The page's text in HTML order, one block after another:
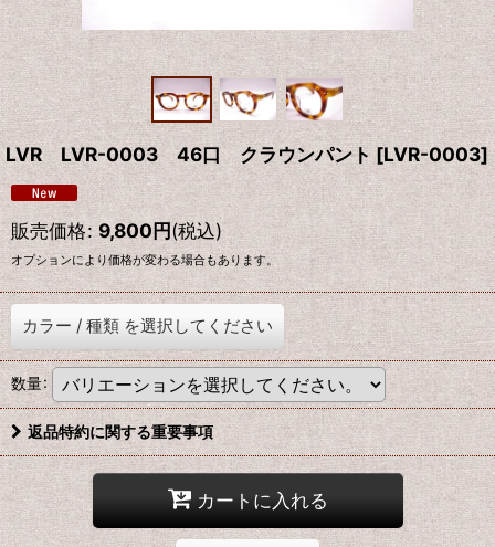
LVR LVR-0003 46口 クラウンパント [LVR-0003]
販売価格: 9,800円(税込)
オプションにより価格が変わる場合もあります。
カラー / 種類 を選択してください
数量:
返品特約に関する重要事項
カートに入れる